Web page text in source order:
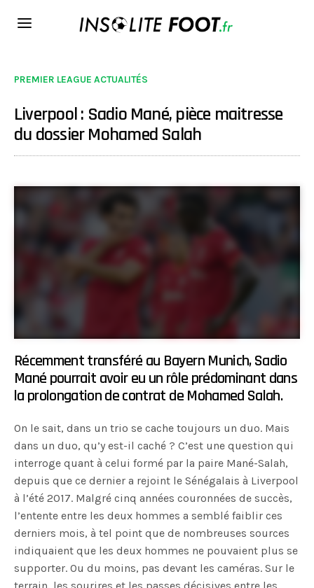
PREMIER LEAGUE ACTUALITÉS
Liverpool : Sadio Mané, pièce maitresse
du dossier Mohamed Salah
Récemment transféré au Bayern Munich, Sadio
Mané pourrait avoir eu un rôle prédominant dans
la prolongation de contrat de Mohamed Salah.
On le sait, dans un trio se cache toujours un duo. Mais
dans un duo, qu’y est-il caché ? C’est une question qui
interroge quant à celui formé par la paire Mané-Salah,
depuis que ce dernier a rejoint le Sénégalais à Liverpool
à l’été 2017. Malgré cinq années couronnées de succès,
l’entente entre les deux hommes a semblé faiblir ces
derniers mois, à tel point que de nombreuses sources
indiquaient que les deux hommes ne pouvaient plus se
supporter. Ou du moins, pas devant les caméras. Sur le
terrain, les sourires et les passes décisives entre les